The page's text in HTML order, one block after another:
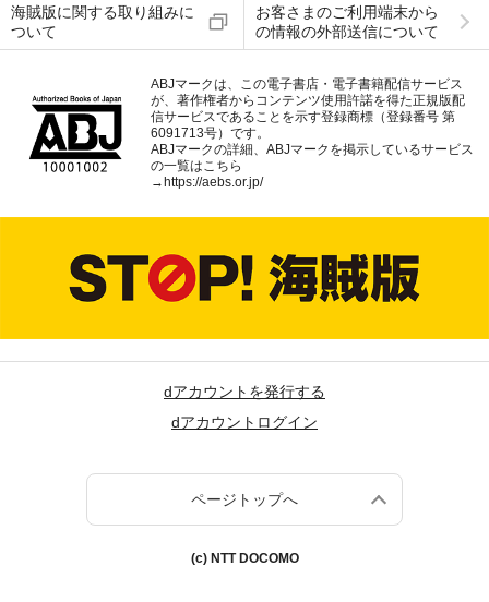
海賊版に関する取り組みに
ついて
お客さまのご利用端末から
の情報の外部送信について
ABJマークは、この電子書店・電子書籍配信サービス
が、著作権者からコンテンツ使用許諾を得た正規版配
信サービスであることを示す登録商標（登録番号 第
6091713号）です。
ABJマークの詳細、ABJマークを掲示しているサービス
の一覧はこちら
→ https://aebs.or.jp/
dアカウントを発行する
dアカウントログイン
ページトップへ
(c) NTT DOCOMO